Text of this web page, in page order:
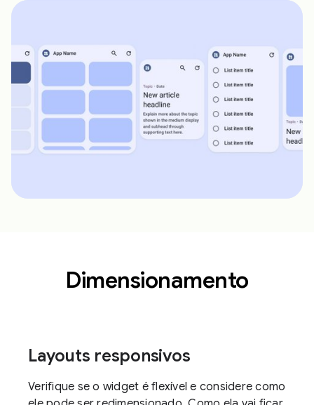
Dimensionamento
Layouts responsivos
Verifique se o widget é flexível e considere como